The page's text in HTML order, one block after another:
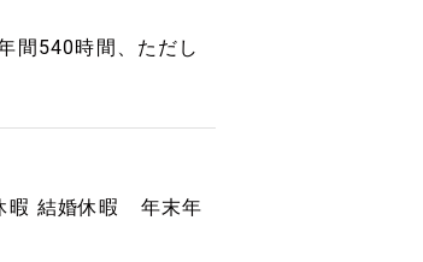
間540時間、ただし
暇 結婚休暇 年末年